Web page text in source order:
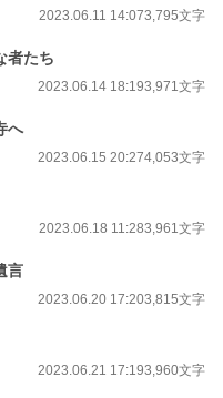
2023.06.11 14:073,795文字
者たち
2023.06.14 18:193,971文字
へ
2023.06.15 20:274,053文字
2023.06.18 11:283,961文字
言
2023.06.20 17:203,815文字
2023.06.21 17:193,960文字